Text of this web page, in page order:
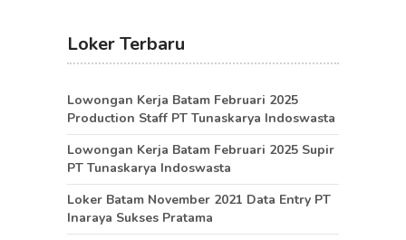
Loker Terbaru
Lowongan Kerja Batam Februari 2025
Production Staff PT Tunaskarya Indoswasta
Lowongan Kerja Batam Februari 2025 Supir
PT Tunaskarya Indoswasta
Loker Batam November 2021 Data Entry PT
Inaraya Sukses Pratama